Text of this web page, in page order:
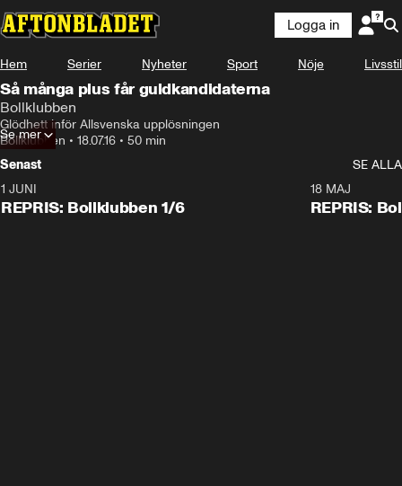
Logga in
Hem Serier Nyheter Sport Nöje Livsstil
Så många plus får guldkandidaterna
Bollklubben
Glödhett inför Allsvenska upplösningen
Bollklubben • 18.07.16 • 50 min
Se mer
Senast
SE ALLA
1 JUNI
REPRIS: Bollklubben 1/6
18 MAJ
REPRIS: